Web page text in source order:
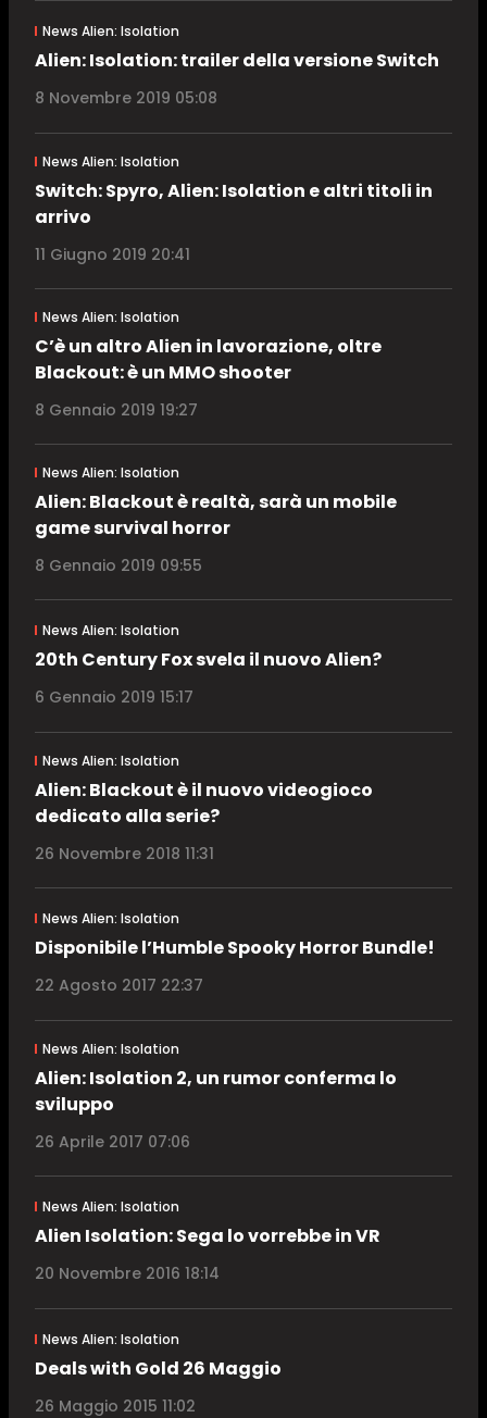
News Alien: Isolation
Alien: Isolation: trailer della versione Switch
8 Novembre 2019 05:08
News Alien: Isolation
Switch: Spyro, Alien: Isolation e altri titoli in
arrivo
11 Giugno 2019 20:41
News Alien: Isolation
C’è un altro Alien in lavorazione, oltre
Blackout: è un MMO shooter
8 Gennaio 2019 19:27
News Alien: Isolation
Alien: Blackout è realtà, sarà un mobile
game survival horror
8 Gennaio 2019 09:55
News Alien: Isolation
20th Century Fox svela il nuovo Alien?
6 Gennaio 2019 15:17
News Alien: Isolation
Alien: Blackout è il nuovo videogioco
dedicato alla serie?
26 Novembre 2018 11:31
News Alien: Isolation
Disponibile l’Humble Spooky Horror Bundle!
22 Agosto 2017 22:37
News Alien: Isolation
Alien: Isolation 2, un rumor conferma lo
sviluppo
26 Aprile 2017 07:06
News Alien: Isolation
Alien Isolation: Sega lo vorrebbe in VR
20 Novembre 2016 18:14
News Alien: Isolation
Deals with Gold 26 Maggio
26 Maggio 2015 11:02